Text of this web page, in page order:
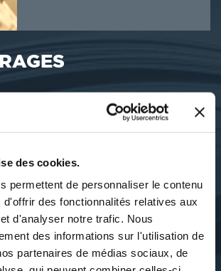
des cookies.
permettent de personnaliser le contenu
d'offrir des fonctionnalités relatives aux
d'analyser notre trafic. Nous
des informations sur l'utilisation de
partenaires de médias sociaux, de